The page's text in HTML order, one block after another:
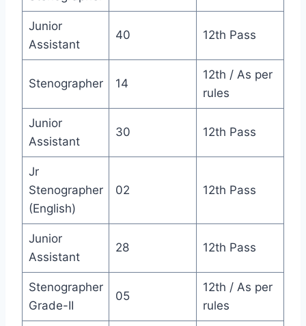
Junior
Assistant
40 12th Pass
Stenographer 14
12th / As per
rules
Junior
Assistant
30 12th Pass
Jr
Stenographer
(English)
02 12th Pass
Junior
Assistant
28 12th Pass
Stenographer
Grade-II
05
12th / As per
rules